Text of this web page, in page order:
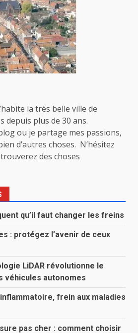
la très belle ville de
depuis plus de 30 ans.
ou je partage mes passions,
d’autres choses. N’hésitez
des choses
qu’il faut changer les freins
: protégez l’avenir de ceux
LiDAR révolutionne le
véhicules autonomes
frein aux maladies
pas cher : comment choisir